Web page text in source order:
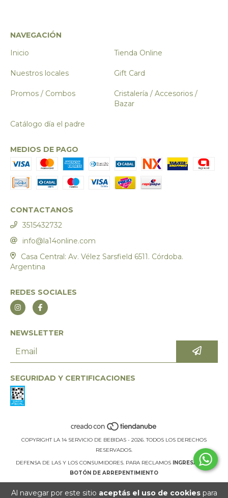
Al navegar por este sitio aceptás el uso de cookiespara
NAVEGACIÓN
Inicio
Tienda Online
Nuestros locales Gift Card
Promos / Combos
Cristalería / Accesorios /
Bazar
Catálogo día el padre
MEDIOS DE PAGO
CONTACTANOS
3515432732
info@la14online.com
Casa Central: Av. Vélez Sarsfield 6511. Córdoba.
Argentina
REDES SOCIALES
NEWSLETTER
SEGURIDAD Y CERTIFICACIONES
COPYRIGHT LA 14 SERVICIO DE BEBIDAS - 2026. TODOS LOS DERECHOS
RESERVADOS.
DEFENSA DE LAS Y LOS CONSUMIDORES. PARA RECLAMOS INGRESÁ ACÁ.
BOTÓN DE ARREPENTIMIENTO